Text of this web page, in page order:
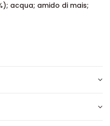
acqua; amido di mais;